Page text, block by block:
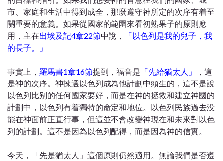
市、家庭和生活中得到成全，那麼遵守神所定的次序有着至
關重要的意義。如果從國家的範圍來看初熟果子的原則應
用，主在出埃及記4章22節中說，
「以色列是我的兒子，我
的長子。」
事實上， 羅馬書1章16節提到，福音是 「先給猶太人」
，這
是神的次序。神揀選以色列成為他計劃中頭生的，這不是說
以色列比别的任何國家要好，而是在神的拯救和建立神國的
計劃中，以色列有着獨特的命定和地位。以色列民族過去没
能在神面前正直行事，但這並不會改變神現在和未來對以色
列的計劃。這不是因為以色列配得，而是因為神的信實。
今天，「先是猶太人」這個原則仍然適用。無論我們是否遵